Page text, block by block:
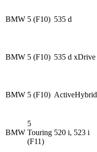
BMW 5 (F10) 535 d
BMW 5 (F10) 535 d xDrive
BMW 5 (F10) ActiveHybrid
BMW
5
Touring
(F11)
520 i, 523 i